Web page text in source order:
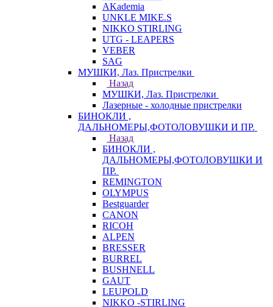
AKademia
UNKLE MIKE.S
NIKKO STIRLING
UTG - LEAPERS
VEBER
SAG
МУШКИ, Лаз. Пристрелки
Назад
МУШКИ, Лаз. Пристрелки
Лазерные - холодные пристрелки
БИНОКЛИ ,
ДАЛЬНОМЕРЫ,ФОТОЛОВУШКИ И ПР.
Назад
БИНОКЛИ ,
ДАЛЬНОМЕРЫ,ФОТОЛОВУШКИ И
ПР.
REMINGTON
OLYMPUS
Bestguarder
CANON
RICOH
ALPEN
BRESSER
BURREL
BUSHNELL
GAUT
LEUPOLD
NIKKO -STIRLING